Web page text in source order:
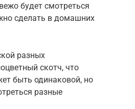
будет смотреться
сделать в домашних
разных
скотч, что
быть одинаковой, но
разные